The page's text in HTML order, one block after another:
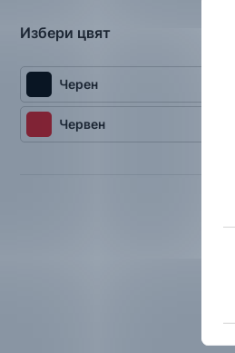
Избери цвят
Черен
Червен